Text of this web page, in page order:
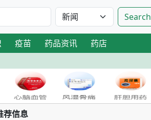
Search
疫苗 药品资讯 药店
荐信息